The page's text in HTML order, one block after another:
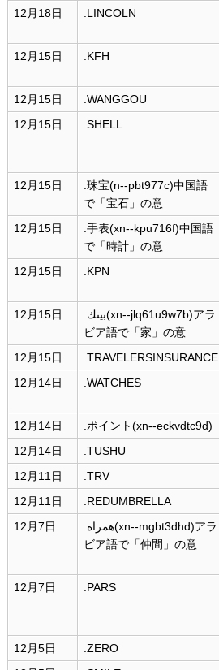
12月18日
.LINCOLN
12月15日
.KFH
12月15日
.WANGGOU
12月15日
.SHELL
12月15日
.珠宝(n--pbt977c)中国語
で「宝石」の意
12月15日
.手表(xn--kpu716f)中国語
で「時計」の意
12月15日
.KPN
12月15日
ビア語で「家」の意
12月15日 .TRAVELERSINSURANCE
12月14日
.WATCHES
12月14日
.ポイント(xn--eckvdtc9d)
12月14日
.TUSHU
12月11日
.TRV
12月11日
.REDUMBRELLA
12月7日
ビア語で「仲間」の意
12月7日
.PARS
12月5日
.ZERO